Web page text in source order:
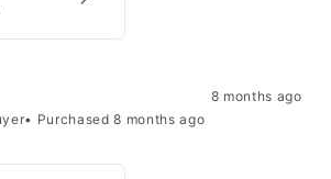
8 months ago
• Purchased 8 months ago